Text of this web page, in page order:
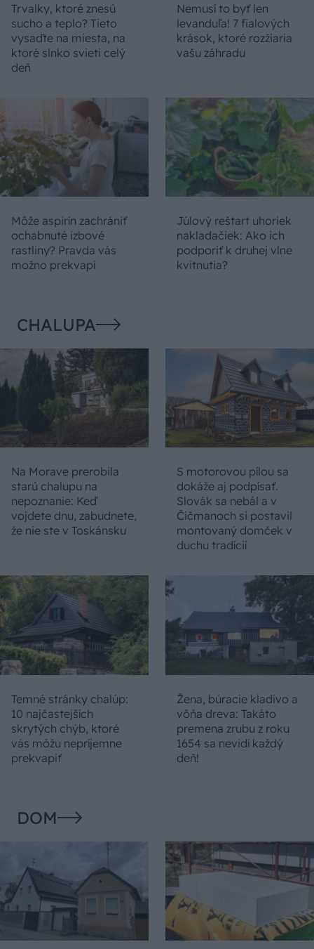
Trvalky, ktoré znesú
sucho a teplo? Tieto
vysaďte na miesta, na
ktoré slnko svieti celý
deň
Nemusí to byť len
levanduľa! 7 fialových
krások, ktoré rozžiaria
vašu záhradu
Môže aspirín zachrániť
ochabnuté izbové
rastliny? Pravda vás
možno prekvapí
Júlový reštart uhoriek
nakladačiek: Ako ich
podporiť k druhej vlne
kvitnutia?
CHALUPA
Na Morave prerobila
starú chalupu na
nepoznanie: Keď
vojdete dnu, zabudnete,
že nie ste v Toskánsku
S motorovou pílou sa
dokáže aj podpísať.
Slovák sa nebál a v
Čičmanoch si postavil
montovaný domček v
duchu tradícií
Temné stránky chalúp:
10 najčastejších
skrytých chýb, ktoré
vás môžu nepríjemne
prekvapiť
Žena, búracie kladivo a
vôňa dreva: Takáto
premena zrubu z roku
1654 sa nevidí každý
deň!
DOM